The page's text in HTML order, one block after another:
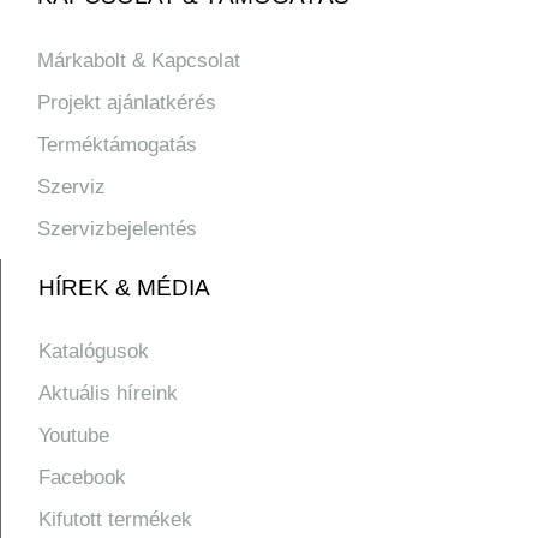
Márkabolt & Kapcsolat
Projekt ajánlatkérés
Terméktámogatás
Szerviz
Szervizbejelentés
HÍREK & MÉDIA
Katalógusok
Aktuális híreink
Youtube
Facebook
Kifutott termékek